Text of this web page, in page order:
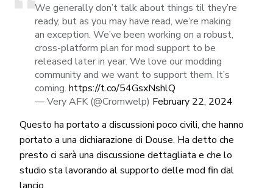
We generally don’t talk about things til they’re
ready, but as you may have read, we’re making
an exception. We’ve been working on a robust,
cross-platform plan for mod support to be
released later in year. We love our modding
community and we want to support them. It’s
coming. https://t.co/54GsxNshlQ
— Very AFK (@Cromwelp) February 22, 2024
Questo ha portato a discussioni poco civili, che hanno
portato a una dichiarazione di Douse. Ha detto che
presto ci sarà una discussione dettagliata e che lo
studio sta lavorando al supporto delle mod fin dal
lancio.